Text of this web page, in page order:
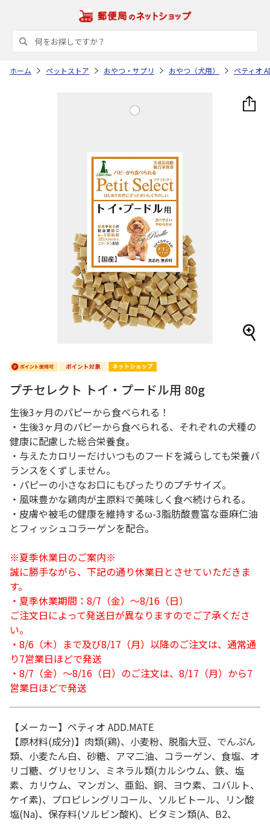
ホーム ペットストア おやつ・サプリ おやつ（犬用） ペティオ
プチセレクト トイ・プードル用 80g
生後3ヶ月のパピーから食べられる！
・生後3ヶ月のパピーから食べられる、それぞれの犬種の
健康に配慮した総合栄養食。
・与えたカロリーだけいつものフードを減らしても栄養バ
ランスをくずしません。
・パピーの小さなお口にもぴったりのプチサイズ。
・風味豊かな鶏肉が主原料で美味しく食べ続けられる。
・皮膚や被毛の健康を維持するω-3脂肪酸豊富な亜麻仁油
とフィッシュコラーゲンを配合。
※夏季休業日のご案内※
誠に勝手ながら、下記の通り休業日とさせていただきま
す。
・夏季休業期間：8/7（金）～8/16（日）
ご注文日によって発送日が異なりますのでご了承くださ
い。
・8/6（木）まで及び8/17（月）以降のご注文は、通常通
り7営業日ほどで発送
・8/7（金）～8/16（日）のご注文は、8/17（月）から7
営業日ほどで発送
【メーカー】ペティオ ADD.MATE
【原材料(成分)】肉類(鶏)、小麦粉、脱脂大豆、でんぷん
類、小麦たん白、砂糖、アマ二油、コラーゲン、食塩、オ
リゴ糖、グリセリン、ミネラル類(カルシウム、鉄、塩
素、カリウム、マンガン、亜鉛、銅、ヨウ素、コバルト、
ケイ素)、プロピレングリコール、ソルビトール、リン酸
塩(Na)、保存料(ソルビン酸K)、ビタミン類(A、B2、